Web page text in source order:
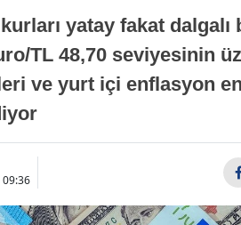
yatay fakat
TL 48,70 seviyesinin
ve yurt içi enflasyon
09:36